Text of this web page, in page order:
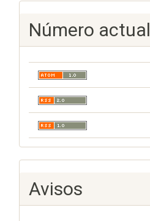
Número actual
Avisos